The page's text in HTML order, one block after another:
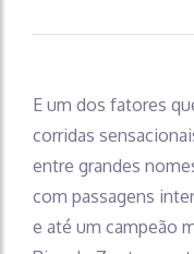
E um dos fatores
corridas
entre grandes
com passagens
e até um campeão